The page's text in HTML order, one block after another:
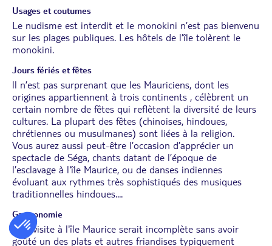
Usages et coutumes
Le nudisme est interdit et le monokini n’est pas bienvenu
sur les plages publiques. Les hôtels de l’île tolèrent le
monokini.
Jours fériés et fêtes
ll n’est pas surprenant que les Mauriciens, dont les
origines appartiennent à trois continents , célèbrent un
certain nombre de fêtes qui reflètent la diversité de leurs
cultures. La plupart des fêtes (chinoises, hindoues,
chrétiennes ou musulmanes) sont liées à la religion.
Vous aurez aussi peut-être l’occasion d’apprécier un
spectacle de Séga, chants datant de l’époque de
l’esclavage à l'île Maurice, ou de danses indiennes
évoluant aux rythmes très sophistiqués des musiques
traditionnelles hindoues....
Gastronomie
Une visite à l'île Maurice serait incomplète sans avoir
goûté un des plats et autres friandises typiquement